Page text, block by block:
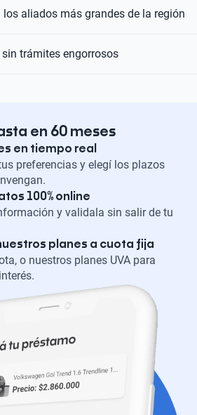
aliados más grandes de la región
trámites engorrosos
en 60 meses
en tiempo real
preferencias y elegí los plazos
100% online
y validala sin salir de tu
planes a cuota fija
o nuestros planes UVA para